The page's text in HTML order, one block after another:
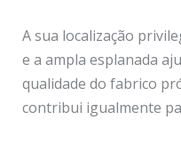
A sua localização
e a ampla esplanada
qualidade do fabrico
contribui igualmente